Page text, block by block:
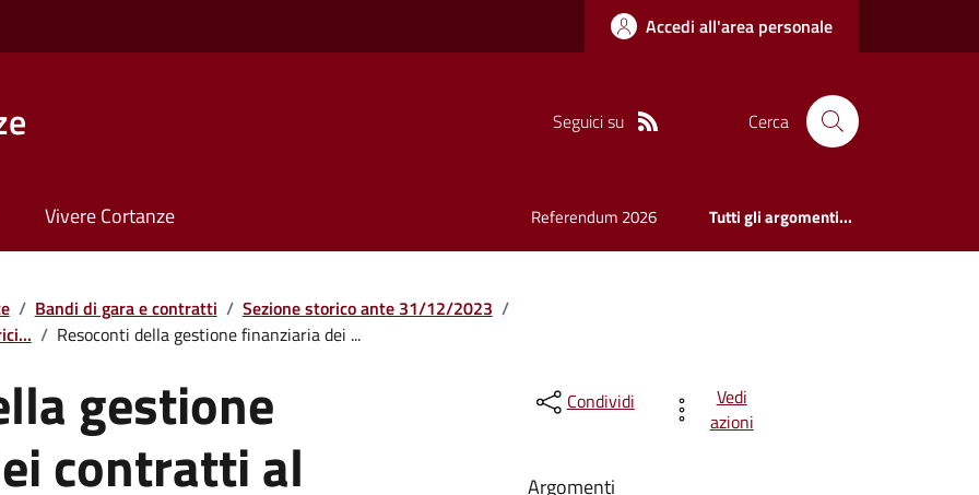
Accedi all'area personale
Seguici su Cerca
Vivere Cortanze Referendum 2026 Tutti gli argomenti...
/ Bandi di gara e contratti / Sezione storico ante 31/12/2023 /
/ Resoconti della gestione finanziaria dei ...
gestione
contratti al
Condividi
Vedi
azioni
Argomenti